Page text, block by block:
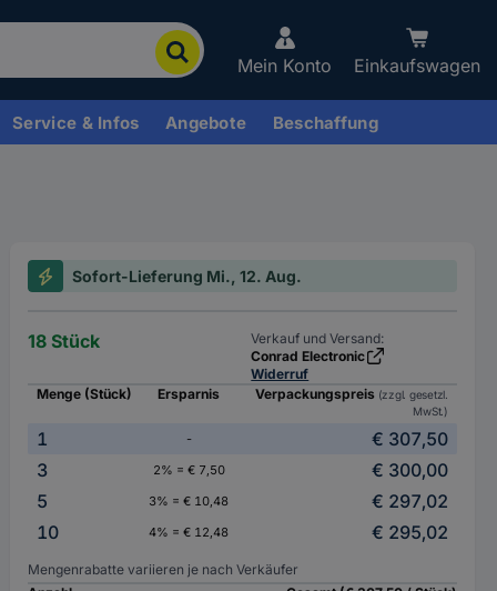
Mein Konto Einkaufswagen
Service & Infos Angebote Beschaffung
Sofort-Lieferung Mi., 12. Aug.
18 Stück
Verkauf und Versand:
Conrad Electronic
Widerruf
Menge (Stück)
Ersparnis Verpackungspreis (zzgl. gesetzl.
MwSt.)
1 -
€ 307,50
3
2% = € 7,50
€ 300,00
5
3% = € 10,48
€ 297,02
10
4% = € 12,48 € 295,02
Mengenrabatte variieren je nach Verkäufer